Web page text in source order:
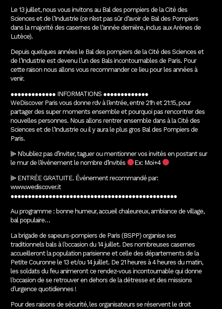
Le 13 juillet, nous vous invitons au Bal des pompiers de la Cité des
Sciences et de l’Industrie (ce n’est pas sûr d’avoir de Bal des Pompiers
dans la majorité des casernes de l’année dernière, inclus aux Arènes de
Lutèce).
Depuis quelques années le Bal des pompiers de la Cité des Sciences et
de l’Industrie est devenu l’un des Bals incontournables de Paris. Pour
cette raison nous allons vous recommander ce lieu pour les années à
venir.
●●●●●●●●●●●●● INFORMATIONS ●●●●●●●●●●●●●
WeDiscover Paris vous donne rdv à l’entrée, entre 21h et 21:15, pour
partager des super moments ensemble et pourquoi pas rencontrer des
nouvelles personnes. Nous allons rentrer ensemble dans à la Cité des
Sciences et de l’Industrie ou il y aura le plus gros Bal des Pompiers de
Paris.
⫸ N’oubliez pas d’inviter, taguer ou mentionner vos invités en postant sur
le mur de l’événement le nombre d’invités
Ex: Moi+4
⫸ ENTRÉE GRATUITE. Événement recommandé par:
www.wediscover.it
●●●●●●●●●●●●●●●●●●●●●●●●●●●●●●●●●●●●●●●●●●●●●●●●
Au programme : bonne humeur, accueil chaleureux, ambiance de village,
bal populaire…
La brigade de sapeurs-pompiers de Paris (BSPP) organise ses
traditionnels bals à l’occasion du 14 juillet. Des nombreuses casernes
accueilleront la population parisienne et celle des départements de la
Petite Couronne le 13 et/ou 14 juillet. De 21 heures à 4 heures du matin,
les soldats du feu animeront ce rendez-vous incontournable qui donne
l’occasion de se retrouver en dehors de la détresse et des missions
d’urgence quotidiennes !
Pour des raisons de sécurité, les organisateurs se réservent le droit